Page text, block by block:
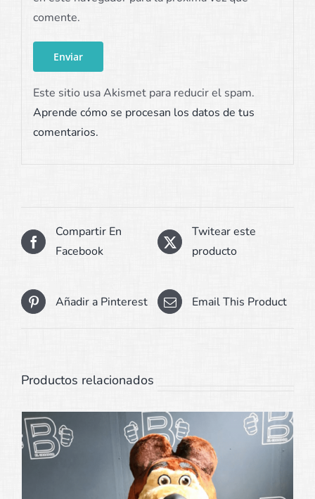
comente.
Este sitio usa Akismet para reducir el spam.
Aprende cómo se procesan los datos de tus
comentarios.
Compartir En
Facebook
Twitear este
producto
Añadir a Pinterest Email This Product
Productos relacionados